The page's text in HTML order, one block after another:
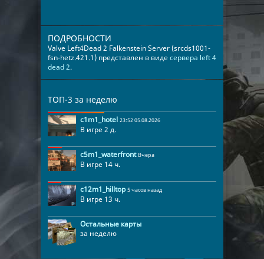
ПОДРОБНОСТИ
Valve Left4Dead 2 Falkenstein Server (srcds1001-
fsn-hetz.421.1) представлен в видесервера left 4
dead 2.
ТОП-3 за неделю
c1m1_hotel 23:52 05.08.2026
В игре 2 д.
c5m1_waterfront Вчера
В игре 14 ч.
c12m1_hilltop 5 часов назад
В игре 13 ч.
Остальные карты
за неделю